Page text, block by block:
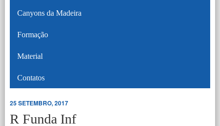
Canyons da Madeira
Formação
Material
Contatos
25 SETEMBRO, 2017
R Funda Inf